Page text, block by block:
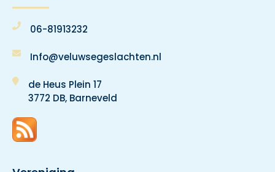
06-81913232
Info@veluwsegeslachten.nl
de Heus Plein 17
3772 DB, Barneveld